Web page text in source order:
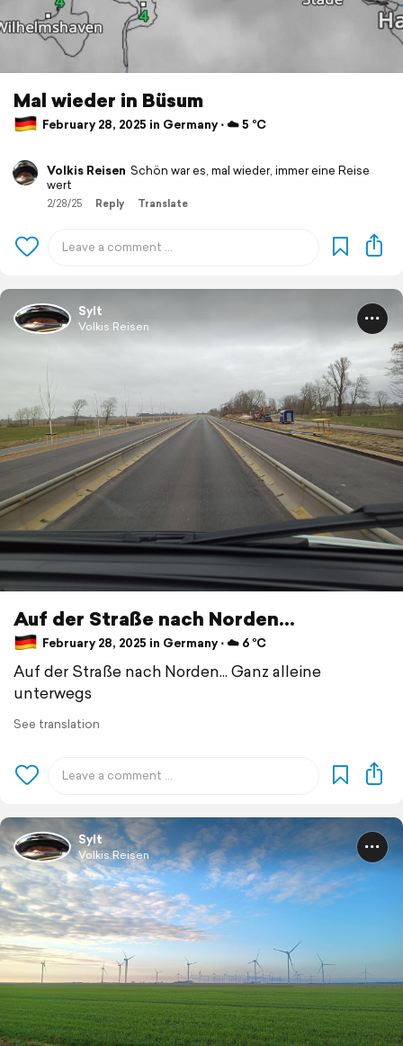
Mal wieder in Büsum
February 28, 2025 in Germany ⋅ ☁️ 5 °C
Volkis Reisen Schön war es, mal wieder, immer eine Reise
wert
2/28/25 Reply Translate
Sylt
Volkis Reisen
Auf der Straße nach Norden...
February 28, 2025 in Germany ⋅ ☁️ 6 °C
Auf der Straße nach Norden... Ganz alleine
unterwegs
See translation
Sylt
Volkis Reisen